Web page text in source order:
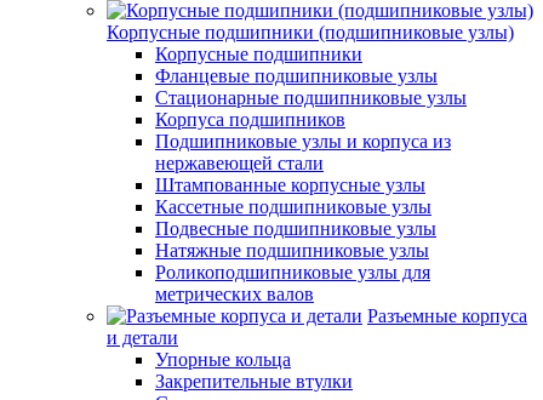
Корпусные подшипники (подшипниковые узлы)
Корпусные подшипники
Фланцевые подшипниковые узлы
Стационарные подшипниковые узлы
Корпуса подшипников
Подшипниковые узлы и корпуса из
нержавеющей стали
Штампованные корпусные узлы
Кассетные подшипниковые узлы
Подвесные подшипниковые узлы
Натяжные подшипниковые узлы
Роликоподшипниковые узлы для
метрических валов
Разъемные корпуса
и детали
Упорные кольца
Закрепительные втулки